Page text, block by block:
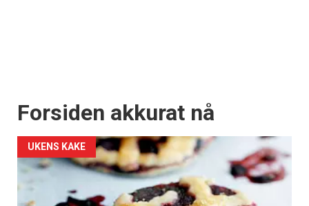
Forsiden akkurat nå
UKENS KAKE